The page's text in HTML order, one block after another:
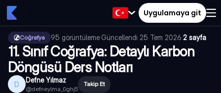
Uygulamaya git
Coğrafya 95 görüntüleme·Güncellendi 25 Tem 2026·2 sayfa
11. Sınıf Coğrafya: Detaylı Karbon
Döngüsü Ders Notları
D Defne Yılmaz
@defneylma_0ghj5
Takip Et